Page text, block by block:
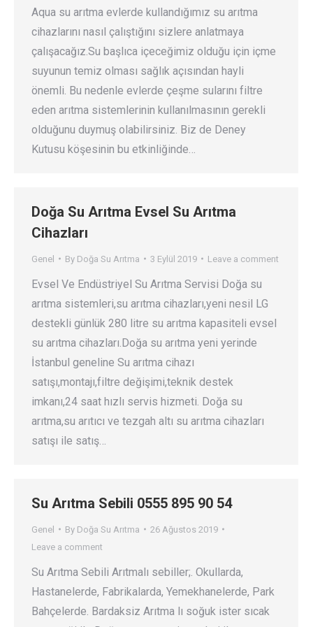
Aqua su arıtma evlerde kullandığımız su arıtma
cihazlarını nasıl çalıştığını sizlere anlatmaya
çalışacağız.Su başlıca içeceğimiz olduğu için içme
suyunun temiz olması sağlık açısından hayli
önemli. Bu nedenle evlerde çeşme sularını filtre
eden arıtma sistemlerinin kullanılmasının gerekli
olduğunu duymuş olabilirsiniz. Biz de Deney
Kutusu köşesinin bu etkinliğinde…
Doğa Su Arıtma Evsel Su Arıtma
Cihazları
Genel By Doğa Su Arıtma 3 Eylül 2019 Leave a comment
Evsel Ve Endüstriyel Su Arıtma Servisi Doğa su
arıtma sistemleri,su arıtma cihazları,yeni nesil LG
destekli günlük 280 litre su arıtma kapasiteli evsel
su arıtma cihazları.Doğa su arıtma yeni yerinde
İstanbul geneline Su arıtma cihazı
satışı,montajı,filtre değişimi,teknik destek
imkanı,24 saat hızlı servis hizmeti. Doğa su
arıtma,su arıtıcı ve tezgah altı su arıtma cihazları
satışı ile satış…
Su Arıtma Sebili 0555 895 90 54
Genel By Doğa Su Arıtma
26 Ağustos 2019
Leave a comment
Su Arıtma Sebili Arıtmalı sebiller;. Okullarda,
Hastanelerde, Fabrikalarda, Yemekhanelerde, Park
Bahçelerde. Bardaksiz Arıtma lı soğuk ister sıcak